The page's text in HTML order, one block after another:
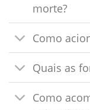
morte?
Como
Quais as
Como